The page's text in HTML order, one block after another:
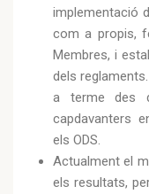
implementació
com a propis,
Membres, i
dels
a terme des
capdavanters
els ODS.
Actualment el
els resultats,